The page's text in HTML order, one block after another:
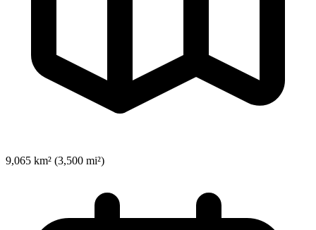
9,065 km² (3,500 mi²)